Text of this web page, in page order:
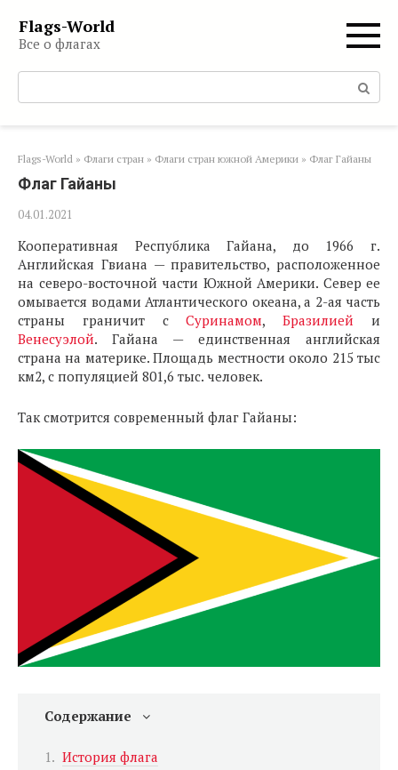
контенту
Flags-World
Все о флагах
Поиск:
Flags-World » Флаги стран » Флаги стран южной Америки » Флаг Гайаны
Флаг Гайаны
04.01.2021
Кооперативная Республика Гайана, до 1966 г.
Английская Гвиана — правительство, расположенное
на северо-восточной части Южной Америки. Север ее
омывается водами Атлантического океана, а 2-ая часть
страны граничит сСуринамом,Бразилией и
Венесуэлой. Гайана — единственная английская
страна на материке. Площадь местности около 215 тыс
км2, с популяцией 801,6 тыс. человек.
Так смотрится современный флаг Гайаны:
Содержание
История флага